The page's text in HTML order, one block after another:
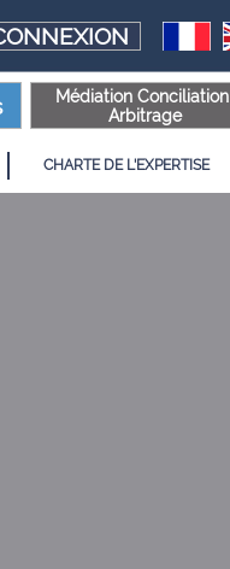
CHARTE DE L'EXPERTISE
Médiation Conciliation
Arbitrage